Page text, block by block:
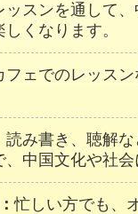
ッスンを通して
くなります。
フェでのレッス
読み書き、聴解
中国文化や社会
忙しい方でも、